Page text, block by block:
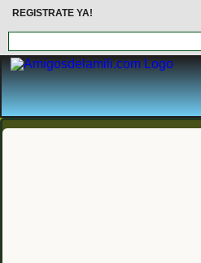
REGISTRATE YA!